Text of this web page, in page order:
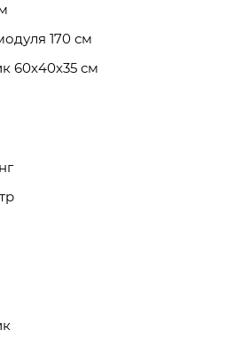
170 см
60х40х35 см